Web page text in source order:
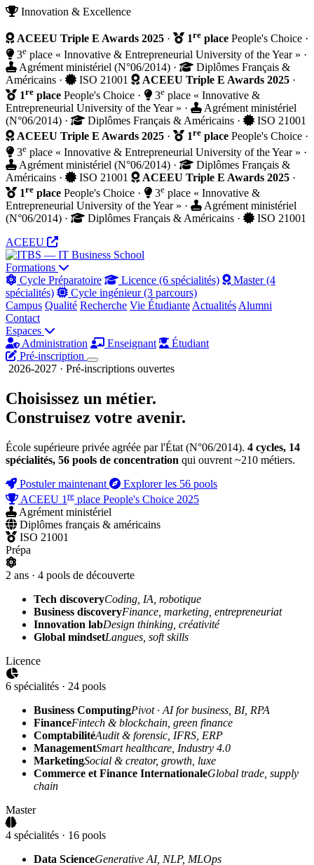
Innovation & Excellence
ACEEU Triple E Awards 2025 · 1re place People's Choice ·
3e place « Innovative & Entrepreneurial University of the Year » ·
Agrément ministériel (N°06/2014) ·
Diplômes Français &
Américains · ISO 21001 ACEEU Triple E Awards 2025 ·
1re place People's Choice · 3e place « Innovative &
Entrepreneurial University of the Year » ·
Agrément ministériel
(N°06/2014) · Diplômes Français & Américains ·
ISO 21001
ACEEU Triple E Awards 2025 · 1re place People's Choice ·
3e place « Innovative & Entrepreneurial University of the Year » ·
Agrément ministériel (N°06/2014) ·
Diplômes Français &
Américains · ISO 21001 ACEEU Triple E Awards 2025 ·
1re place People's Choice · 3e place « Innovative &
Entrepreneurial University of the Year » ·
Agrément ministériel
(N°06/2014) · Diplômes Français & Américains ·
ISO 21001
ACEEU
Formations
Cycle Préparatoire
Licence (6 spécialités)
Master (4
spécialités)
Cycle ingénieur (3 parcours)
Campus Qualité Recherche Vie Étudiante Actualités Alumni
Contact
Espaces
Administration
Enseignant
Étudiant
Pré-inscription
2026-2027 · Pré-inscriptions ouvertes
Choisissez un métier.
Construisez votre avenir.
École supérieure privée agréée par l'État (N°06/2014). 4 cycles, 14
spécialités, 56 pools de concentration qui ouvrent ~210 métiers.
Postuler maintenant
Explorer les 56 pools
ACEEU 1 re place People's Choice 2025
Agrément ministériel
Diplômes français & américains
ISO 21001
Prépa
2 ans · 4 pools de découverte
Tech discoveryCoding, IA, robotique
Business discoveryFinance, marketing, entrepreneuriat
Innovation labDesign thinking, créativité
Global mindsetLangues, soft skills
Licence
6 spécialités · 24 pools
Business ComputingPivot · AI for business, BI, RPA
FinanceFintech & blockchain, green finance
ComptabilitéAudit & forensic, IFRS, ERP
ManagementSmart healthcare, Industry 4.0
MarketingSocial & creator, growth, luxe
Commerce et Finance InternationaleGlobal trade, supply
chain
Master
4 spécialités · 16 pools
Data ScienceGenerative AI, NLP, MLOps